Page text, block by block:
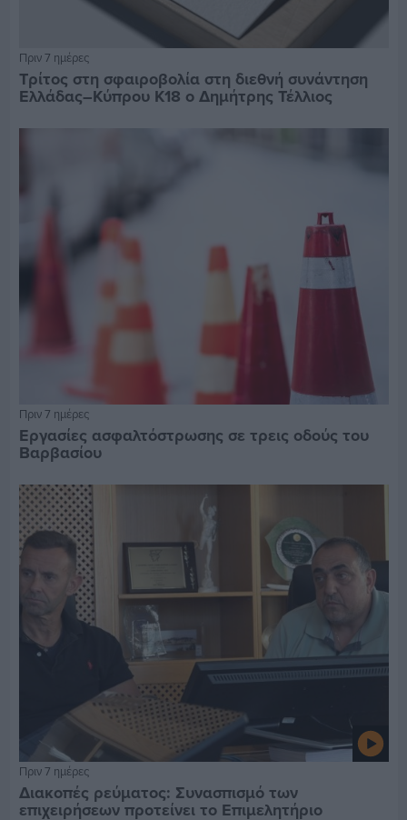
Πριν 7 ημέρες
Τρίτος στη σφαιροβολία στη διεθνή συνάντηση
Ελλάδας–Κύπρου Κ18 ο Δημήτρης Τέλλιος
Πριν 7 ημέρες
Εργασίες ασφαλτόστρωσης σε τρεις οδούς του
Βαρβασίου
Πριν 7 ημέρες
Διακοπές ρεύματος: Συνασπισμό των
επιχειρήσεων προτείνει το Επιμελητήριο